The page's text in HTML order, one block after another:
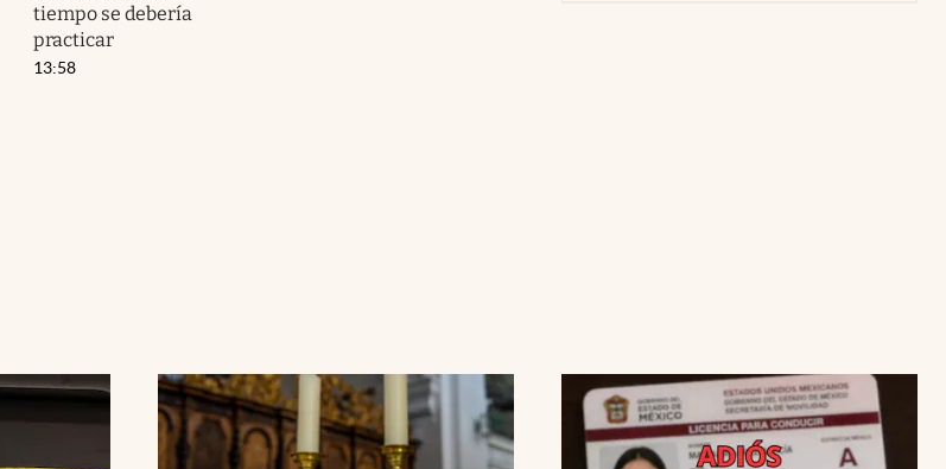
tiempo se debería
practicar
13:58